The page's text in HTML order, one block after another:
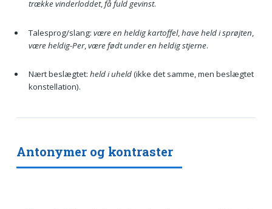
trække vinderloddet,få fuld gevinst.
Talesprog/slang: være en heldig kartoffel,have held i sprøjten,
være heldig-Per,være født under en heldig stjerne.
Nært beslægtet: held i uheld(ikke det samme, men beslægtet
konstellation).
Antonymer og kontraster